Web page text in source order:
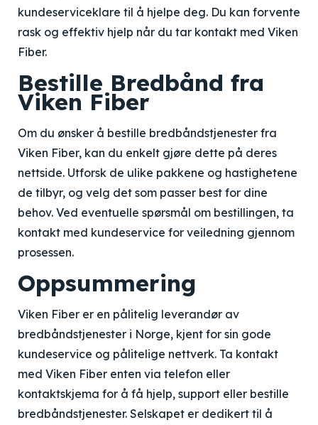
kundeserviceklare til å hjelpe deg. Du kan forvente
rask og effektiv hjelp når du tar kontakt med Viken
Fiber.
Bestille Bredbånd fra
Viken Fiber
Om du ønsker å bestille bredbåndstjenester fra
Viken Fiber, kan du enkelt gjøre dette på deres
nettside. Utforsk de ulike pakkene og hastighetene
de tilbyr, og velg det som passer best for dine
behov. Ved eventuelle spørsmål om bestillingen, ta
kontakt med kundeservice for veiledning gjennom
prosessen.
Oppsummering
Viken Fiber er en pålitelig leverandør av
bredbåndstjenester i Norge, kjent for sin gode
kundeservice og pålitelige nettverk. Ta kontakt
med Viken Fiber enten via telefon eller
kontaktskjema for å få hjelp, support eller bestille
bredbåndstjenester. Selskapet er dedikert til å